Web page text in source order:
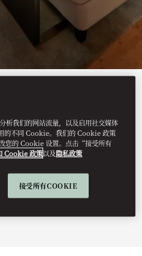
客房和22间套
与地方风情巧
日式优雅和匠
力。在市中心
尊享奢华住宿
析我们的网站流量，以及启用社交媒体
的不同 Cookie。我们的 Cookie 政策
您的 Cookie 设置。点击“接受所有
Cookie 政策以及隐私政策
接受所有COOKIE